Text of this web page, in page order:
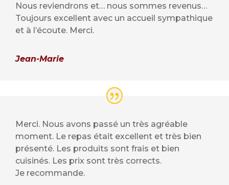
Nous reviendrons et… nous sommes revenus…
Toujours excellent avec un accueil sympathique
et à l’écoute. Merci.
Jean-Marie
Merci. Nous avons passé un très agréable
moment. Le repas était excellent et très bien
présenté. Les produits sont frais et bien
cuisinés. Les prix sont très corrects.
Je recommande.